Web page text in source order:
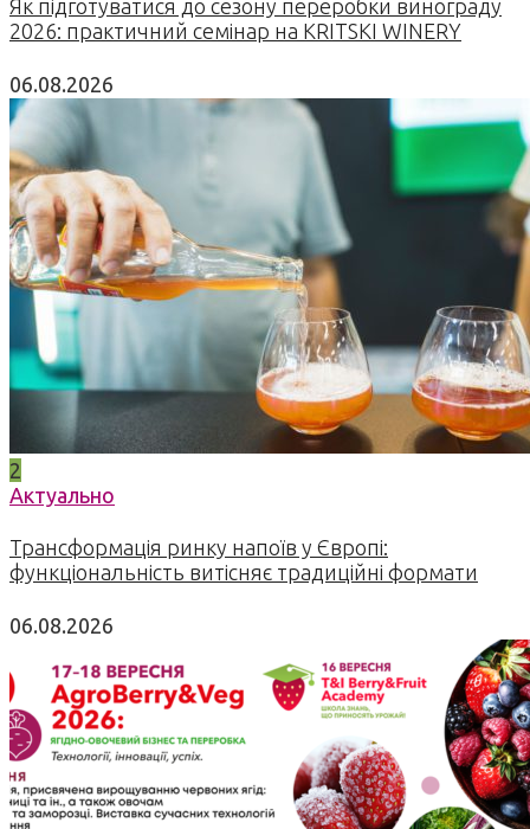
Як підготуватися до сезону переробки винограду
2026: практичний семінар на KRITSKI WINERY
06.08.2026
2
Актуально
Трансформація ринку напоїв у Європі:
функціональність витісняє традиційні формати
06.08.2026